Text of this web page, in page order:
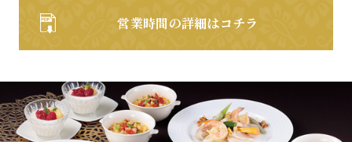
営業時間の詳細はコチラ